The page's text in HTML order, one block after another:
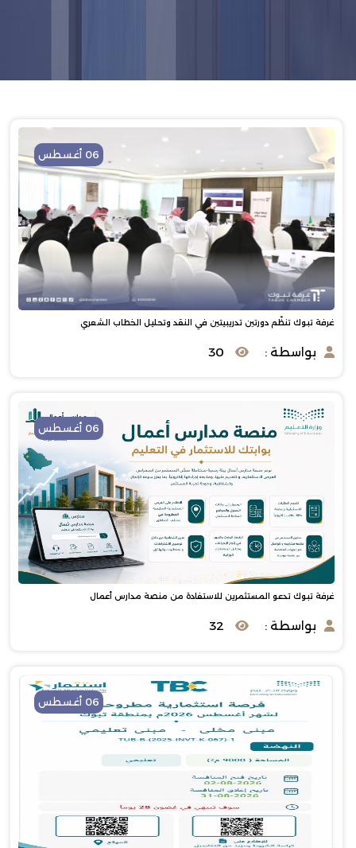
06 أغسطس
غرفة تبوك تنظّم دورتين تدريبيتين في النقد وتحليل الخطاب الشعري
بواسطة : 30
06 أغسطس
غرفة تبوك تدعو المستثمرين للاستفادة من منصة مدارس أعمال
بواسطة : 32
06 أغسطس